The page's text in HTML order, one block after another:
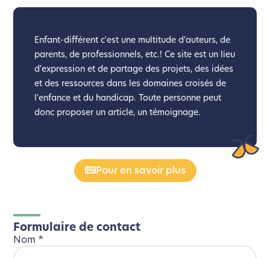
Enfant-différent c'est une multitude d'auteurs, de
parents, de professionnels, etc.! Ce site est un lieu
d'expression et de partage des projets, des idées
et des ressources dans les domaines croisés de
l'enfance et du handicap. Toute personne peut
donc proposer un article, un témoignage.
Pour en savoir plus
Formulaire de contact
Nom *